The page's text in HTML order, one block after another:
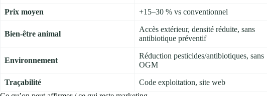
Prix moyen +15–30 % vs conventionnel
Bien-être animal
Accès extérieur, densité réduite, sans
antibiotique préventif
Environnement
Réduction pesticides/antibiotiques, sans
OGM
Traçabilité Code exploitation, site web